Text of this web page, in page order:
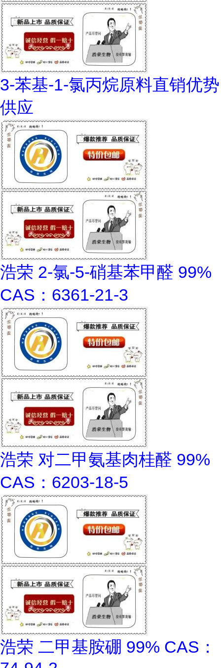
3-苯基-1-氯丙烷原料直销优势
供应
浩荣 2-氯-5-硝基苯甲醛 99%
CAS：6361-21-3
浩荣 对二甲氨基肉桂醛 99%
CAS：6203-18-5
浩荣 二甲基胺硼 99% CAS：